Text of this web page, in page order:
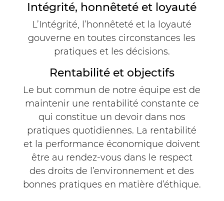
Intégrité, honnêteté et loyauté
L’Intégrité, l’honnêteté et la loyauté
gouverne en toutes circonstances les
pratiques et les décisions.
Rentabilité et objectifs
Le but commun de notre équipe est de
maintenir une rentabilité constante ce
qui constitue un devoir dans nos
pratiques quotidiennes. La rentabilité
et la performance économique doivent
être au rendez-vous dans le respect
des droits de l’environnement et des
bonnes pratiques en matière d’éthique.